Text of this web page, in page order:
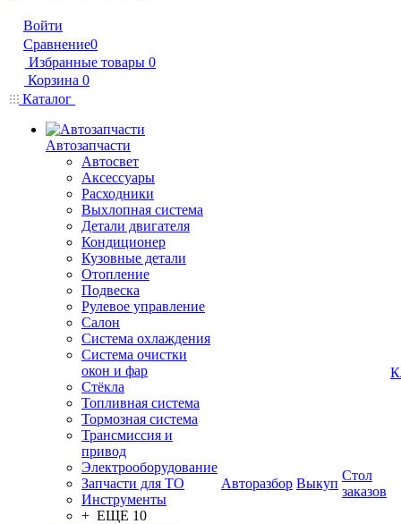
Войти
Сравнение0
Избранные товары 0
Корзина 0
Каталог
Автозапчасти
Автосвет
Аксессуары
Расходники
Выхлопная система
Детали двигателя
Кондиционер
Кузовные детали
Отопление
Подвеска
Рулевое управление
Салон
Система охлаждения
Система очистки
окон и фар
Стёкла
Топливная система
Тормозная система
Трансмиссия и
привод
Электрооборудование
Запчасти для ТО
Инструменты
+ ЕЩЕ 10
Авторазбор Выкуп
Стол
заказов